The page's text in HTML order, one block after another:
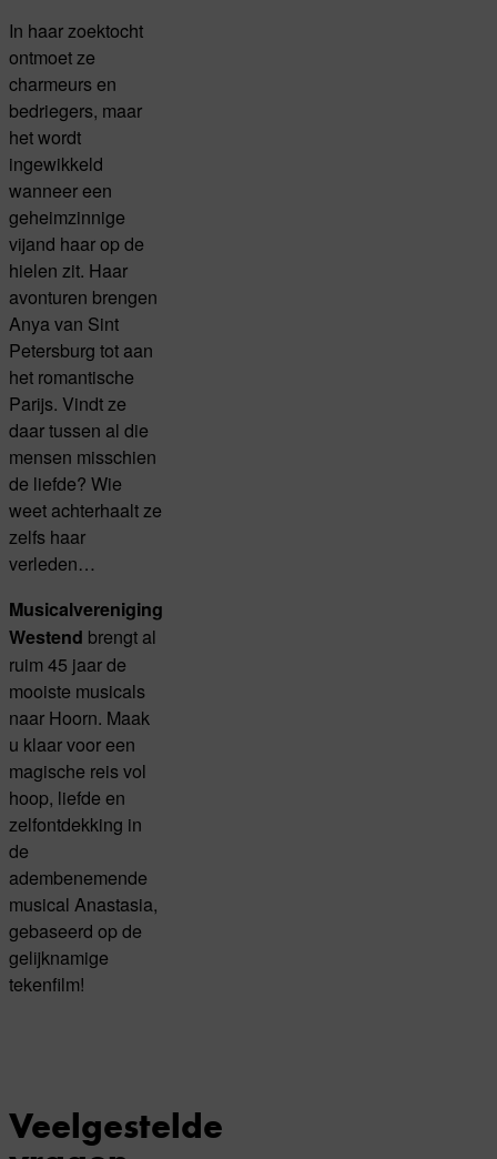
In haar zoektocht
ontmoet ze
charmeurs en
bedriegers, maar
het wordt
ingewikkeld
wanneer een
geheimzinnige
vijand haar op de
hielen zit. Haar
avonturen brengen
Anya van Sint
Petersburg tot aan
het romantische
Parijs. Vindt ze
daar tussen al die
mensen misschien
de liefde? Wie
weet achterhaalt ze
zelfs haar
verleden…
Musicalvereniging
Westend brengt al
ruim 45 jaar de
mooiste musicals
naar Hoorn. Maak
u klaar voor een
magische reis vol
hoop, liefde en
zelfontdekking in
de
adembenemende
musical Anastasia,
gebaseerd op de
gelijknamige
tekenfilm!
Veelgestelde